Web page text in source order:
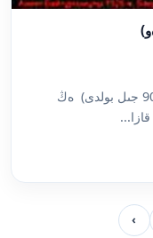
(ٸ باكۋ تٷركٸتانۋ قۇرىلتايىنىڭ ٶتكەنٸنە 90 جىل بولدى) ەڭ
›